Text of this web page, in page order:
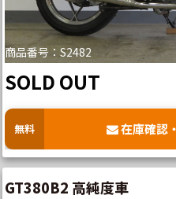
商品番号：S2482
SOLD OUT
無料 在庫確認
GT380B2 高純度車